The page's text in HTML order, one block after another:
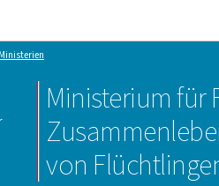
Ministerien
Ministerium für
von